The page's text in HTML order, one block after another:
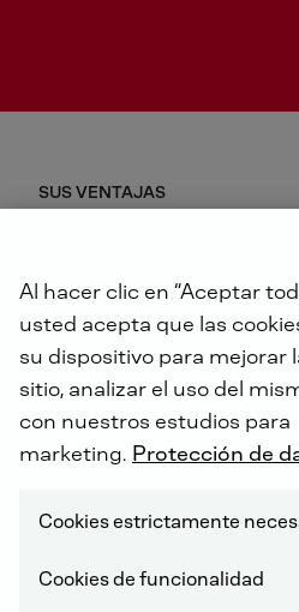
SUS VENTAJAS
cobertura del 100% de los
repuesto y mano de obra
condiciones atractivas y
disponible para todos los
postratamiento de gases de
periodo de pedido
funcionamiento en
CONDICIONES GENERALES
Todo el servicio y
Al hacer clic en “Aceptar
usted acepta que las
su dispositivo para mejorar
sitio, analizar el uso del
con nuestros estudios para
marketing. Protección de
Cookies estrictamente
Cookies de funcionalidad